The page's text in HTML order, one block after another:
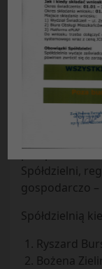
z
Działalność
2017 roku
przepisach
Spółdzielni,
gospodarczo
Spółdzielnią
Ryszard
Bożena